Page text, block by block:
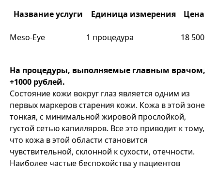
Название услуги Единица измерения Цена
Meso-Eye 1 процедура 18 500
На процедуры, выполняемые главным врачом,
+1000 рублей.
Состояние кожи вокруг глаз является одним из
первых маркеров старения кожи. Кожа в этой зоне
тонкая, с минимальной жировой прослойкой,
густой сетью капилляров. Все это приводит к тому,
что кожа в этой области становится
чувствительной, склонной к сухости, отечности.
Наиболее частые беспокойства у пациентов